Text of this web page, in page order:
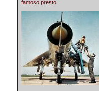
famoso presto